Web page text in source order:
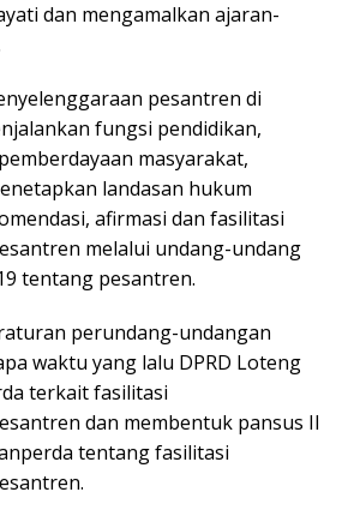
dan mengamalkan ajaran-
pesantren di
fungsi pendidikan,
masyarakat,
landasan hukum
afirmasi dan fasilitasi
melalui undang-undang
tentang pesantren.
perundang-undangan
waktu yang lalu DPRD Loteng
terkait fasilitasi
dan membentuk pansus II
tentang fasilitasi